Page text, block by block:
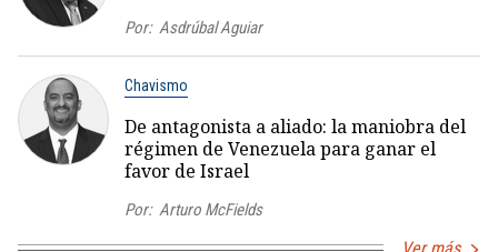
Por: Asdrúbal Aguiar
Chavismo
De antagonista a aliado: la maniobra del
régimen de Venezuela para ganar el
favor de Israel
Por: Arturo McFields
Ver más